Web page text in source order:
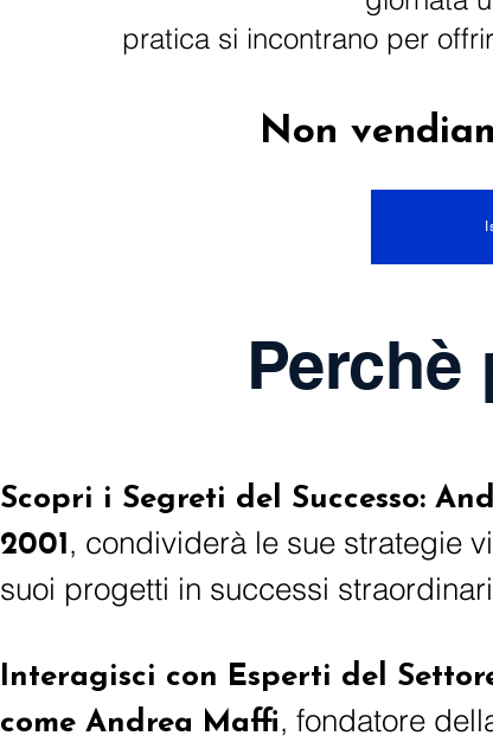
pratica si incontrano per
Non
Perchè
Scopri i Segreti del Successo:
2001, condividerà le sue strategie
suoi progetti in successi
Interagisci con Esperti del
come Andrea Maffi, fondatore